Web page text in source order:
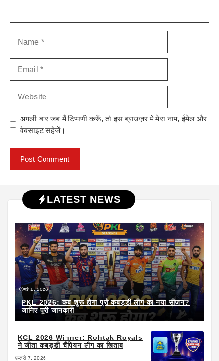
अगली बार जब मैं टिप्पणी करूँ, तो इस ब्राउज़र में मेरा नाम, ईमेल और
वेबसाइट सहेजें।
LATEST NEWS
मई 1, 2026
PKL 2026: कब शुरू होगा प्रो कबड्डी लीग का नया सीजन?
जानिए पूरी जानकारी
KCL 2026 Winner: Rohtak Royals
ने जीता कबड्डी चैंपियन लीग का खिताब
फ़रवरी 7, 2026